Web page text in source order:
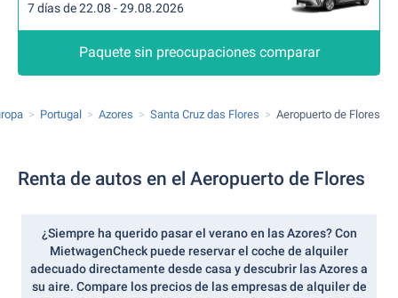
7 días de 22.08 - 29.08.2026
Paquete sin preocupaciones comparar
Portugal Azores Santa Cruz das Flores Aeropuerto de Flores
Renta de autos en el Aeropuerto de Flores
¿Siempre ha querido pasar el veranoen las Azores? Con
MietwagenCheck puede reservar el coche de alquiler
adecuado directamente desde casa y descubrir las Azores a
su aire. Compare los precios de las empresas de alquiler de